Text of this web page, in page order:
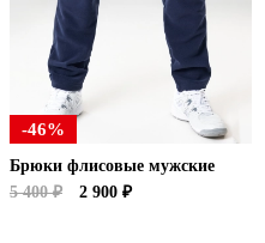
-46%
Брюки флисовые мужские
5 400 ₽
2 900 ₽